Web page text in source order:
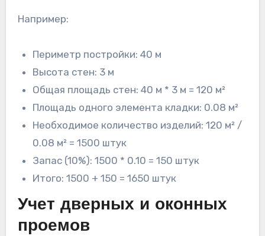
Например:
Периметр постройки: 40 м
Высота стен: 3 м
Общая площадь стен: 40 м * 3 м = 120 м²
Площадь одного элемента кладки: 0.08 м²
Необходимое количество изделий: 120 м² /
0.08 м² = 1500 штук
Запас (10%): 1500 * 0.10 = 150 штук
Итого: 1500 + 150 = 1650 штук
Учет дверных и оконных
проемов